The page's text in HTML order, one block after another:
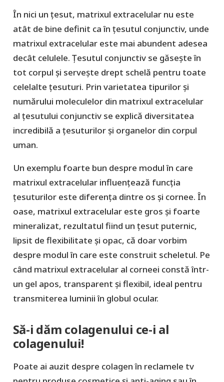
În nici un țesut, matrixul extracelular nu este
atât de bine definit ca în țesutul conjunctiv, unde
matrixul extracelular este mai abundent adesea
decât celulele. Țesutul conjunctiv se găsește în
tot corpul și servește drept schelă pentru toate
celelalte țesuturi. Prin varietatea tipurilor și
numărului moleculelor din matrixul extracelular
al țesutului conjunctiv se explică diversitatea
incredibilă a țesuturilor și organelor din corpul
uman.
Un exemplu foarte bun despre modul în care
matrixul extracelular influențează funcția
țesuturilor este diferența dintre os și cornee. În
oase, matrixul extracelular este gros și foarte
mineralizat, rezultatul fiind un țesut puternic,
lipsit de flexibilitate și opac, că doar vorbim
despre modul în care este construit scheletul. Pe
când matrixul extracelular al corneei constă într-
un gel apos, transparent și flexibil, ideal pentru
transmiterea luminii în globul ocular.
Să-i dăm colagenului ce-i al
colagenului!
Poate ai auzit despre colagen în reclamele tv